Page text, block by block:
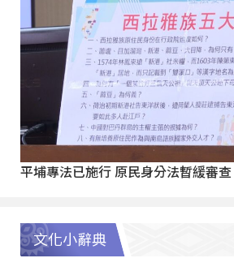
平埔專法已施行 原民身分法暫緩審查
文化小辭典